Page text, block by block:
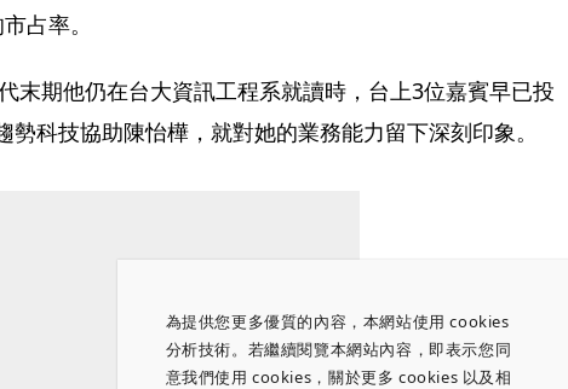
為提供您更多優質的內容，本網站使用 cookies
分析技術。若繼續閱覽本網站內容，即表示您同
意我們使用 cookies，關於更多 cookies 以及相
占率。
末期他仍在台大資訊工程系就讀時，台上3位嘉賓早已投
勢科技協助陳怡樺，就對她的業務能力留下深刻印象。